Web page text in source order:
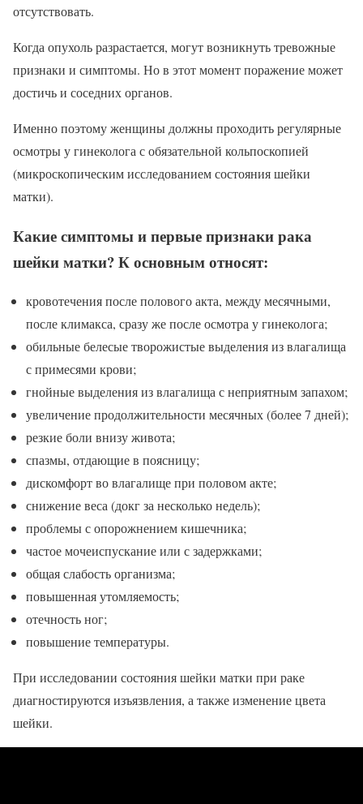
отсутствовать.
Когда опухоль разрастается, могут возникнуть тревожные
признаки и симптомы. Но в этот момент поражение может
достичь и соседних органов.
Именно поэтому женщины должны проходить регулярные
осмотры у гинеколога с обязательной кольпоскопией
(микроскопическим исследованием состояния шейки
матки).
Какие симптомы и первые признаки рака
шейки матки? К основным относят:
кровотечения после полового акта, между месячными,
после климакса, сразу же после осмотра у гинеколога;
обильные белесые творожистые выделения из влагалища
с примесями крови;
гнойные выделения из влагалища с неприятным запахом;
увеличение продолжительности месячных (более 7 дней);
резкие боли внизу живота;
спазмы, отдающие в поясницу;
дискомфорт во влагалище при половом акте;
снижение веса (докг за несколько недель);
проблемы с опорожнением кишечника;
частое мочеиспускание или с задержками;
общая слабость организма;
повышенная утомляемость;
отечность ног;
повышение температуры.
При исследовании состояния шейки матки при раке
диагностируются изъязвления, а также изменение цвета
шейки.